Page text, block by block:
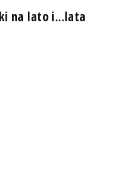
na lato i...lata